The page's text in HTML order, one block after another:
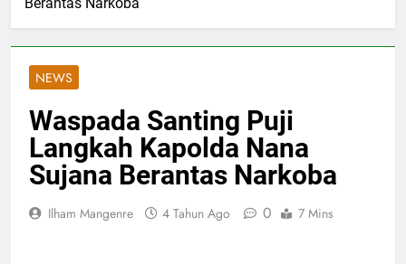
NEWS
Waspada Santing Puji
Langkah Kapolda Nana
Sujana Berantas Narkoba
Ilham Mangenre 4 Tahun Ago 0 7 Mins